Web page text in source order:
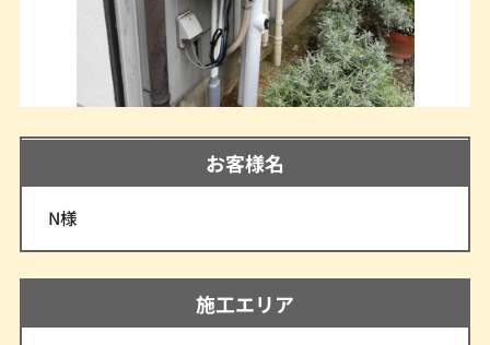
お客様名
N様
施工エリア